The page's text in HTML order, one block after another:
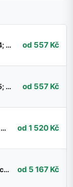
Kartuš termostatická; KA4014; RAV Slezák od 557 Kč
Kartuš termostatická; KA4015; RAV Slezák od 557 Kč
Sapho Termostatická kartuše 1102-45 od 1 520 Kč
Hansa 59911525 - Termostatická kartuše od 5 167 Kč